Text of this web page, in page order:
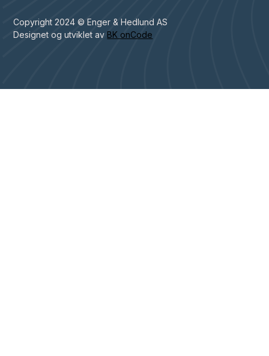
Copyright 2024 © Enger & Hedlund AS
Designet og utviklet av BK onCode